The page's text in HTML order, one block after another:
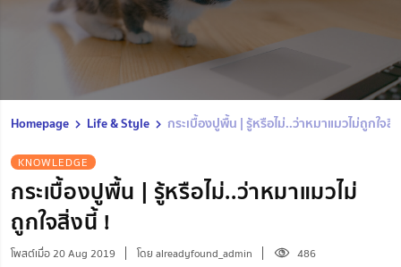
Homepage Life & Style กระเบื้องปูพื้น | รู้หรือไม่..ว่าหมาแมวไม่ถูกใจสิ่
KNOWLEDGE
กระเบื้องปูพื้น | รู้หรือไม่..ว่าหมาแมวไม่
ถูกใจสิ่งนี้ !
โพสต์เมื่อ 20 Aug 2019 โดย alreadyfound_admin 486